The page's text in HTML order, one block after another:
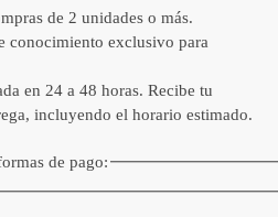
de 2 unidades o más.
conocimiento exclusivo para
en 24 a 48 horas. Recibe tu
incluyendo el horario estimado.
de pago: